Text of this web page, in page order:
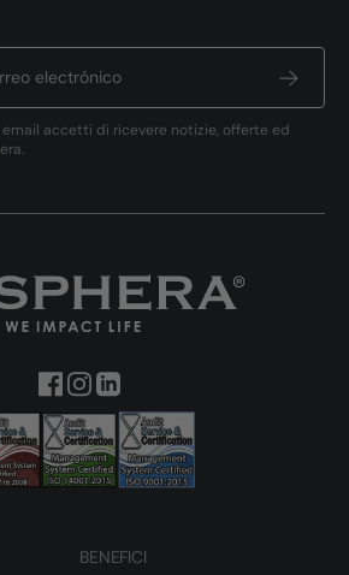
accetti di ricevere notizie, offerte ed
BENEFICI